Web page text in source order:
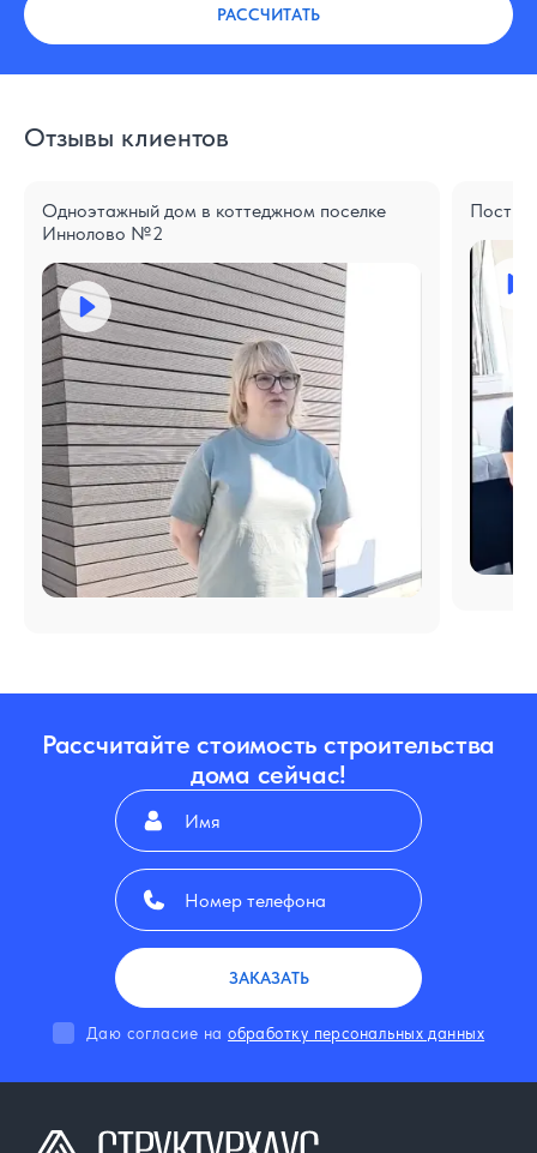
РАССЧИТАТЬ
Отзывы клиентов
Одноэтажный дом в коттеджном поселке
Иннолово №2
Рассчитайте стоимость строительства
дома сейчас!
ЗАКАЗАТЬ
Даю согласие наобработку персональных данных